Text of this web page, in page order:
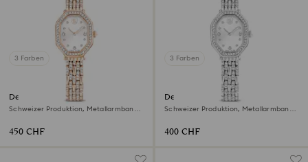
3 Farben
Dextera octagon Uhr
Schweizer Produktion, Metallarmband,
450 CHF
3 Farben
Dextera octagon Uhr
Schweizer Produktion, Metallarmband,
400 CHF